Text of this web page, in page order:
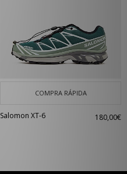
COMPRA RÁPIDA
Salomon XT-6 180,00€